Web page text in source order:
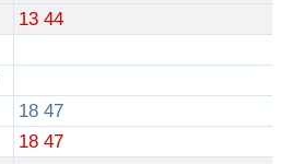
13 44
18 47
18 47